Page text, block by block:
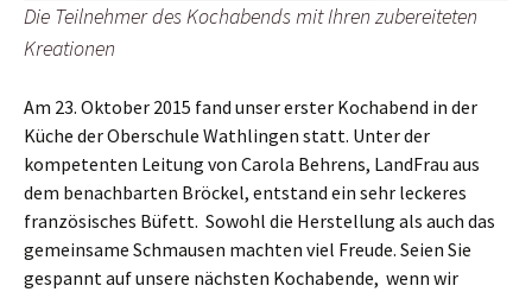
Die Teilnehmer des Kochabends mit Ihren zubereiteten
Kreationen
Am 23. Oktober 2015 fand unser erster Kochabend in der
Küche der Oberschule Wathlingen statt. Unter der
kompetenten Leitung von Carola Behrens, LandFrau aus
dem benachbarten Bröckel, entstand ein sehr leckeres
französisches Büfett. Sowohl die Herstellung als auch das
gemeinsame Schmausen machten viel Freude. Seien Sie
gespannt auf unsere nächsten Kochabende, wenn wir